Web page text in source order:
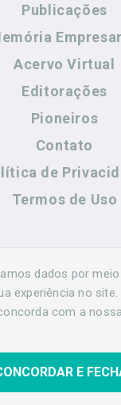
Publicações
Acervo Virtual
Editorações
Pioneiros
Contato
de
Termos de Uso
Contato
(44) 99883-8883
dados por
experiência no
com a nossa
E